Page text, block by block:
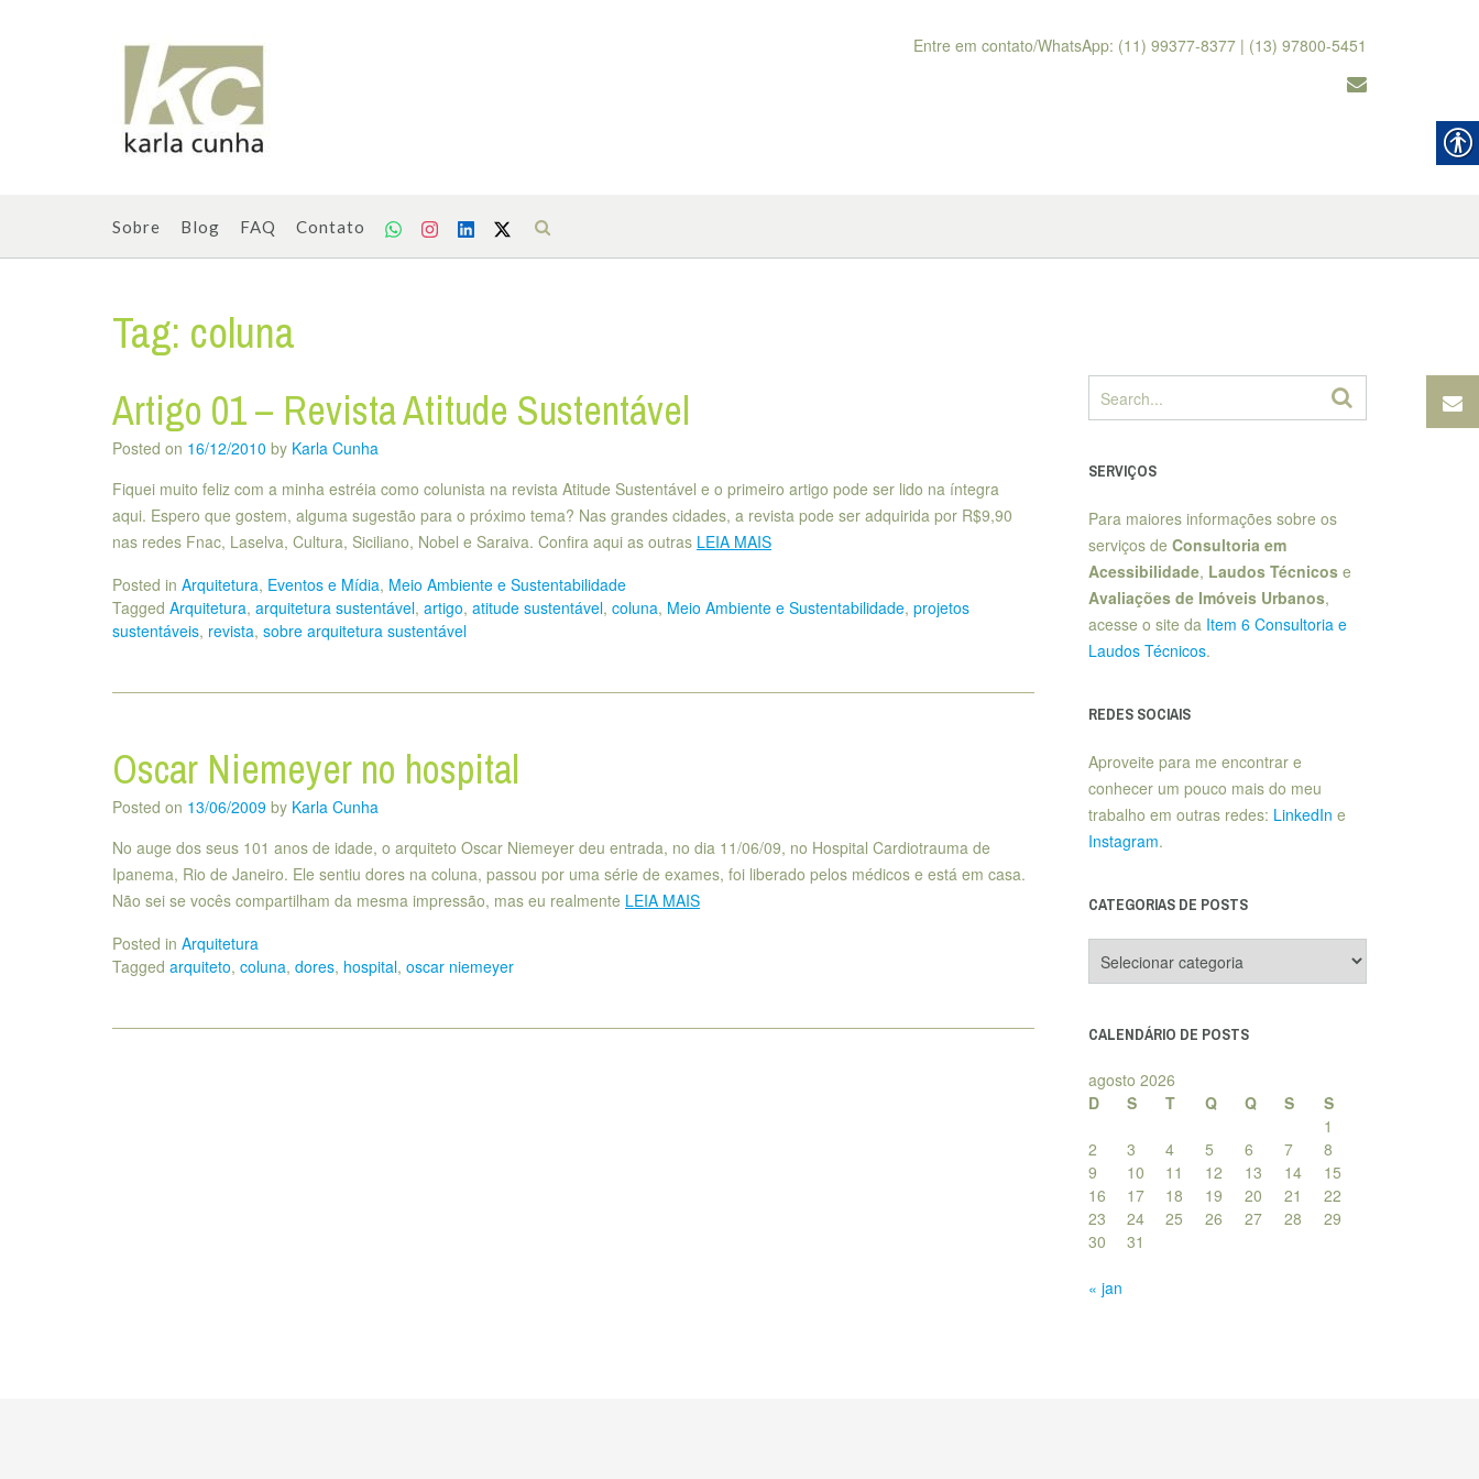
Entre em contato/WhatsApp: (11) 99377-8377 | (13) 97800-5451
Sobre Blog FAQ Contato
Tag: coluna
Artigo 01 – Revista Atitude Sustentável
Posted on 16/12/2010 by Karla Cunha
Fiquei muito feliz com a minha estréia como colunista na revista Atitude Sustentável e o primeiro artigo pode ser lido na íntegra
aqui. Espero que gostem, alguma sugestão para o próximo tema? Nas grandes cidades, a revista pode ser adquirida por R$9,90
nas redes Fnac, Laselva, Cultura, Siciliano, Nobel e Saraiva. Confira aqui as outras LEIA MAIS
Posted in Arquitetura, Eventos e Mídia, Meio Ambiente e Sustentabilidade
Tagged Arquitetura, arquitetura sustentável, artigo, atitude sustentável, coluna, Meio Ambiente e Sustentabilidade, projetos
sustentáveis, revista, sobre arquitetura sustentável
Oscar Niemeyer no hospital
Posted on 13/06/2009 by Karla Cunha
No auge dos seus 101 anos de idade, o arquiteto Oscar Niemeyer deu entrada, no dia 11/06/09, no Hospital Cardiotrauma de
Ipanema, Rio de Janeiro. Ele sentiu dores na coluna, passou por uma série de exames, foi liberado pelos médicos e está em casa.
Não sei se vocês compartilham da mesma impressão, mas eu realmente LEIA MAIS
Posted in Arquitetura
Tagged arquiteto, coluna, dores, hospital, oscar niemeyer
SERVIÇOS
Para maiores informações sobre os
serviços de Consultoria em
Acessibilidade, Laudos Técnicose
Avaliações de Imóveis Urbanos,
acesse o site da Item 6 Consultoria e
Laudos Técnicos.
REDES SOCIAIS
Aproveite para me encontrar e
conhecer um pouco mais do meu
trabalho em outras redes: LinkedIn e
Instagram.
CATEGORIAS DE POSTS
de
CALENDÁRIO DE POSTS
agosto 2026
D
S T Q Q S
S
1
2
3 4 5 6 7
8
9
10 11 12 13 14
15
16
17 18 19 20 21
22
23
24 25 26 27 28
29
30
31
« jan